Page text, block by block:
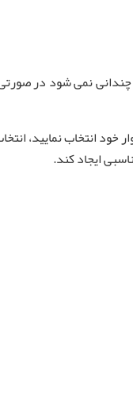
نمی شود در
انتخاب نمایید،
ایجاد کند.